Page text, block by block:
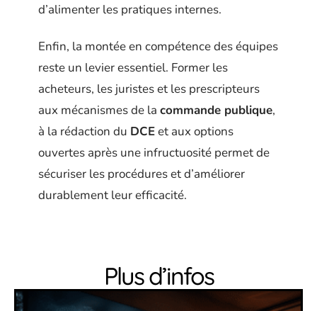
d’alimenter les pratiques internes.
Enfin, la montée en compétence des équipes
reste un levier essentiel. Former les
acheteurs, les juristes et les prescripteurs
aux mécanismes de la commande publique,
à la rédaction du DCEet aux options
ouvertes après une infructuosité permet de
sécuriser les procédures et d’améliorer
durablement leur efficacité.
Plus d’infos